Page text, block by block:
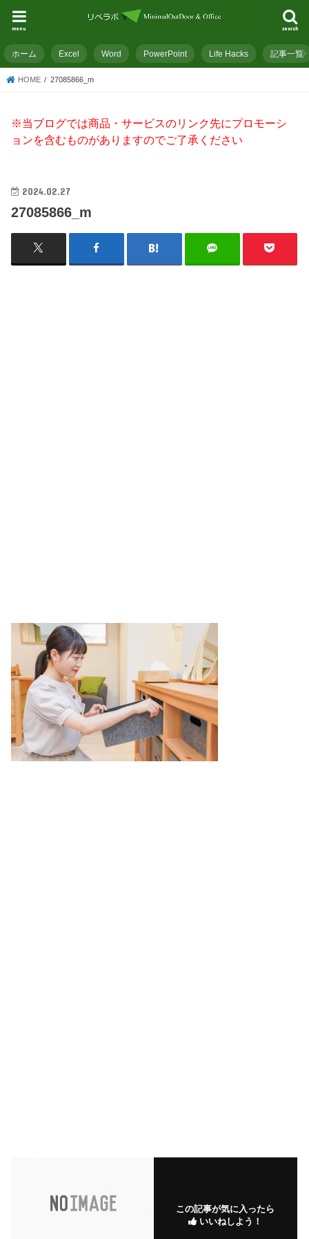
search
menu
ホーム Excel Word PowerPoint Life Hacks 記事一覧
HOME 27085866_m
※当ブログでは商品・サービスのリンク先にプロモーシ
ョンを含むものがありますのでご了承ください
2024.02.27
27085866_m
この記事が気に入ったら
いいねしよう！